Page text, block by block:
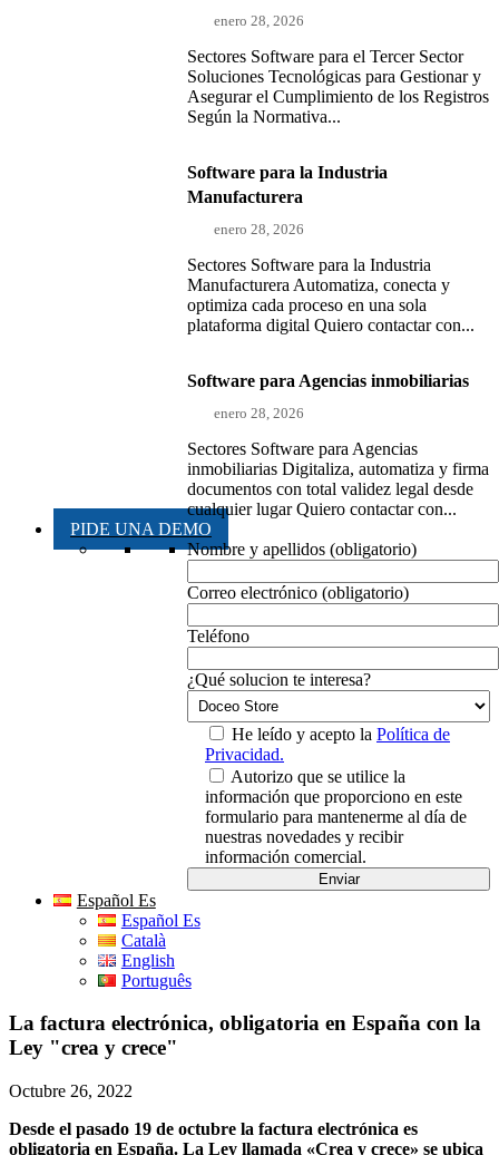
enero 28, 2026
Sectores Software para el Tercer Sector
Soluciones Tecnológicas para Gestionar y
Asegurar el Cumplimiento de los Registros
Según la Normativa...
Software para la Industria
Manufacturera
enero 28, 2026
Sectores Software para la Industria
Manufacturera Automatiza, conecta y
optimiza cada proceso en una sola
plataforma digital Quiero contactar con...
Software para Agencias inmobiliarias
enero 28, 2026
Sectores Software para Agencias
inmobiliarias Digitaliza, automatiza y firma
documentos con total validez legal desde
cualquier lugar Quiero contactar con...
PIDE UNA DEMO
Nombre y apellidos (obligatorio)
Correo electrónico (obligatorio)
Teléfono
¿Qué solucion te interesa?
He leído y acepto la Política de
Privacidad.
Autorizo que se utilice la
información que proporciono en este
formulario para mantenerme al día de
nuestras novedades y recibir
información comercial.
Español Es
Español Es
Català
English
Português
La factura electrónica, obligatoria en España con la
Ley "crea y crece"
Octubre 26, 2022
Desde el pasado 19 de octubre la factura electrónica es
obligatoria en España. La Ley llamada «Crea y crece» se ubica